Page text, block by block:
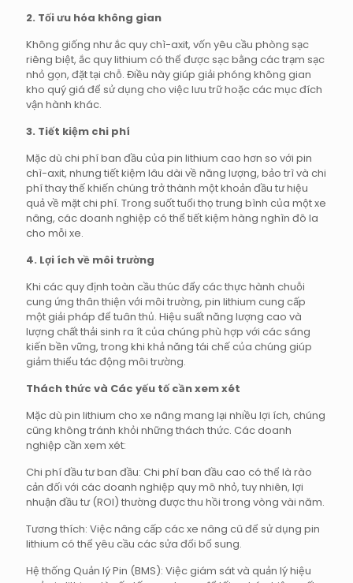
2. Tối ưu hóa không gian
Không giống như ắc quy chì-axit, vốn yêu cầu phòng sạc
riêng biệt, ắc quy lithium có thể được sạc bằng các trạm sạc
nhỏ gọn, đặt tại chỗ. Điều này giúp giải phóng không gian
kho quý giá để sử dụng cho việc lưu trữ hoặc các mục đích
vận hành khác.
3. Tiết kiệm chi phí
Mặc dù chi phí ban đầu của pin lithium cao hơn so với pin
chì-axit, nhưng tiết kiệm lâu dài về năng lượng, bảo trì và chi
phí thay thế khiến chúng trở thành một khoản đầu tư hiệu
quả về mặt chi phí. Trong suốt tuổi thọ trung bình của một xe
nâng, các doanh nghiệp có thể tiết kiệm hàng nghìn đô la
cho mỗi xe.
4. Lợi ích về môi trường
Khi các quy định toàn cầu thúc đẩy các thực hành chuỗi
cung ứng thân thiện với môi trường, pin lithium cung cấp
một giải pháp để tuân thủ. Hiệu suất năng lượng cao và
lượng chất thải sinh ra ít của chúng phù hợp với các sáng
kiến bền vững, trong khi khả năng tái chế của chúng giúp
giảm thiểu tác động môi trường.
Thách thức và Các yếu tố cần xem xét
Mặc dù pin lithium cho xe nâng mang lại nhiều lợi ích, chúng
cũng không tránh khỏi những thách thức. Các doanh
nghiệp cần xem xét:
Chi phí đầu tư ban đầu: Chi phí ban đầu cao có thể là rào
cản đối với các doanh nghiệp quy mô nhỏ, tuy nhiên, lợi
nhuận đầu tư (ROI) thường được thu hồi trong vòng vài năm.
Tương thích: Việc nâng cấp các xe nâng cũ để sử dụng pin
lithium có thể yêu cầu các sửa đổi bổ sung.
Hệ thống Quản lý Pin (BMS): Việc giám sát và quản lý hiệu